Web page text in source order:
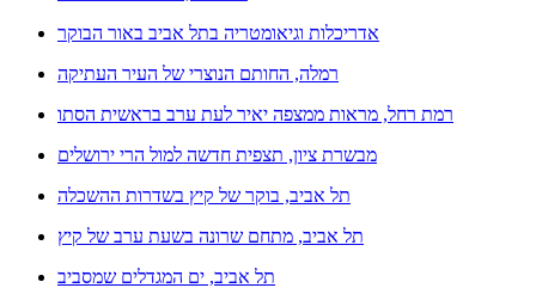
אדריכלות וגיאומטריה בתל אביב באור הבוקר
רמלה, החותם הנוצרי של העיר העתיקה
רמת רחל, מראות ממצפה יאיר לעת ערב בראשית הסתו
מבשרת ציון, תצפית חדשה למול הרי ירושלים
תל אביב, בוקר של קיץ בשדרות ההשכלה
תל אביב, מתחם שרונה בשעת ערב של קיץ
תל אביב, ים המגדלים שמסביב